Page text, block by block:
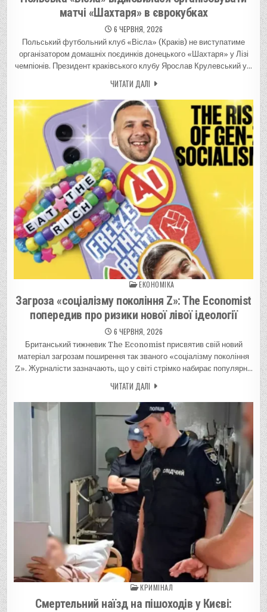
матчі «Шахтаря» в єврокубках
6 ЧЕРВНЯ, 2026
Польський футбольний клуб «Вісла» (Краків) не виступатиме
організатором домашніх поєдинків донецького «Шахтаря» у Лізі
чемпіонів. Президент краківського клубу Ярослав Крулевський у…
ЧИТАТИ ДАЛІ
ЕКОНОМІКА
Загроза «соціалізму покоління Z»: The Economist
попередив про ризики нової лівої ідеології
6 ЧЕРВНЯ, 2026
Британський тижневик The Economist присвятив свій новий
матеріал загрозам поширення так званого «соціалізму покоління
Z». Журналісти зазначають, що у світі стрімко набирає популярн…
ЧИТАТИ ДАЛІ
КРИМІНАЛ
Смертельний наїзд на пішоходів у Києві: